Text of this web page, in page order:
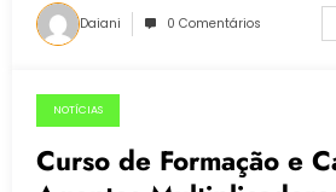
Daiani 0 Comentários
26.05.2015
NOTÍCIAS
Curso de Formação e